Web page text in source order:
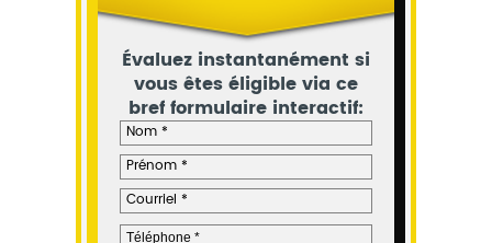
Évaluez instantanément si
vous êtes éligible via ce
bref formulaire interactif: